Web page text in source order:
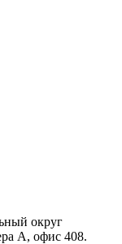
округ
А, офис 408.